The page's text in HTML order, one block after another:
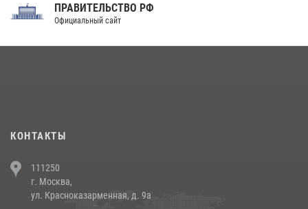
Праздник «Один день с Росгвардией» к 105-летию Центрального
напавших на бригаду скорой помощи (видео)
14 июля 2026, 12:20
ПРАВИТЕЛЬСТВО РФ
Официальный сайт
КОНТАКТЫ
111250
г. Москва,
ул. Красноказарменная, д. 9а